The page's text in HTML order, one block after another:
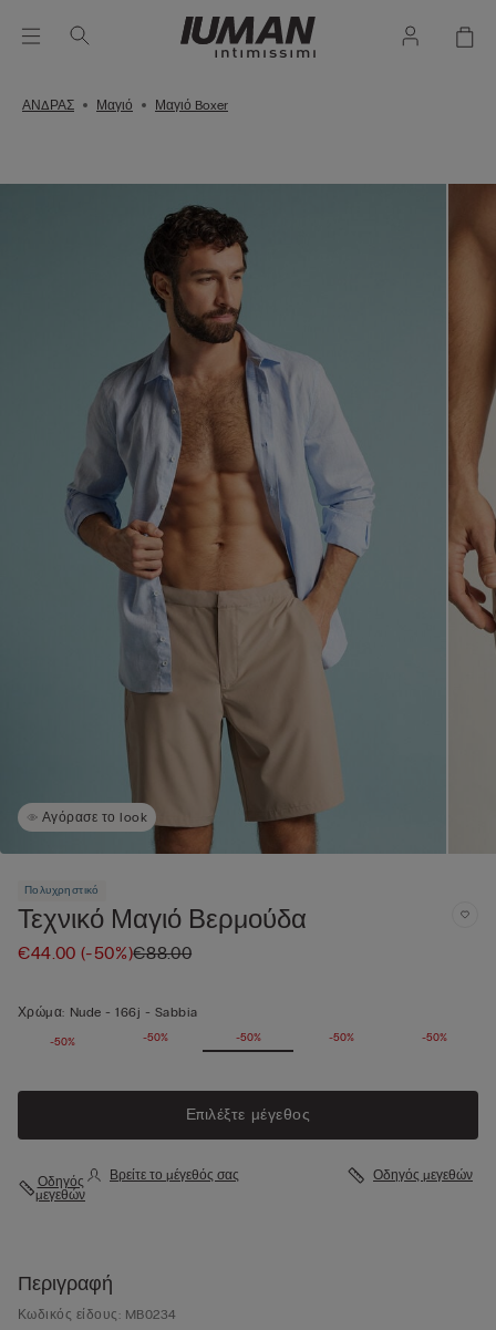
ΑΝΔΡΑΣ Μαγιό Μαγιό Boxer
Αγόρασε το look
Πολυχρηστικό
Τεχνικό Μαγιό Βερμούδα
€44.00(-50%)€88.00
Χρώμα: Nude -166j - Sabbia
-50% -50% -50% -50% -50%
-50%
Επιλέξτε μέγεθος
Οδηγός
μεγεθών
Βρείτε το μέγεθός σας Οδηγός μεγεθών
Περιγραφή
Κωδικός είδους: MB0234